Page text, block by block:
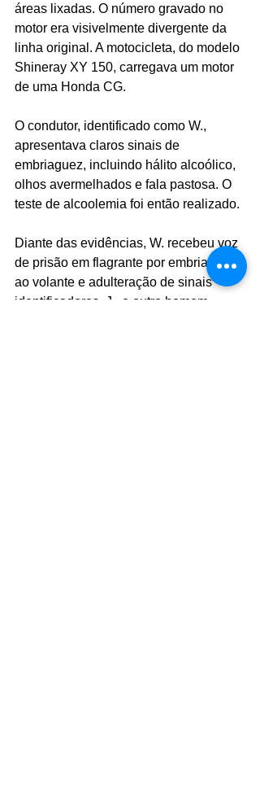
áreas lixadas. O número gravado no
motor era visivelmente divergente da
linha original. A motocicleta, do modelo
Shineray XY 150, carregava um motor
de uma Honda CG.
O condutor, identificado como W.,
apresentava claros sinais de
embriaguez, incluindo hálito alcoólico,
olhos avermelhados e fala pastosa. O
teste de alcoolemia foi então realizado.
Diante das evidências, W. recebeu voz
de prisão em flagrante por embriaguez
ao volante e adulteração de sinais
identificadores. J., o outro homem